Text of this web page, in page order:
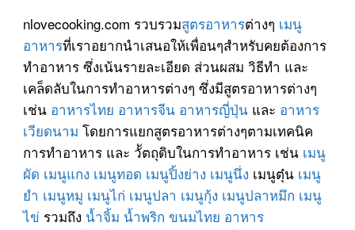
nlovecooking.com รวบรวมสูตรอาหารต่างๆ เมนู
อาหารที่เราอยากนำเสนอให้เพื่อนๆสำหรับคยต้องการ
ทำอาหาร ซึ่งเน้นรายละเอียด ส่วนผสม วิธีทำ และ
เคล็ดลับในการทำอาหารต่างๆ ซึ่งมีสูตรอาหารต่างๆ
เช่น อาหารไทย อาหารจีน อาหารญี่ปุ่นและ อาหาร
เวียดนาม โดยการแยกสูตรอาหารต่างๆตามเทคนิค
การทำอาหาร และ วััตถุดิบในการทำอาหาร เช่น เมนู
ผัด เมนูแกง เมนูทอด เมนูปิ้งย่าง เมนูนึ่ง เมนูตุ๋น เมนู
ยำ เมนูหมู เมนูไก่ เมนูปลา เมนูกุ้ง เมนูปลาหมึก เมนู
ไข่ รวมถึง น้ำจิ้ม น้ำพริก ขนมไทย อาหาร